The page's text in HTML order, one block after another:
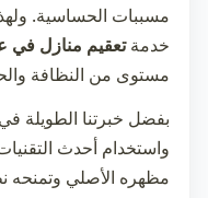
مسببات الحساسية.
خدمةتعقيم منازل في
مستوى من النظافة
بفضل خبرتنا الطويلة
واستخدام أحدث
مظهره الأصلي وتمنحه